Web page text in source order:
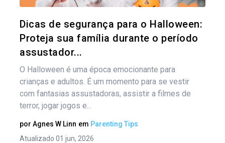
Dicas de segurança para o Halloween:
Proteja sua família durante o período
assustador...
O Halloween é uma época emocionante para
crianças e adultos. É um momento para se vestir
com fantasias assustadoras, assistir a filmes de
terror, jogar jogos e...
por Agnes W Linn em Parenting Tips
Atualizado 01 jun, 2026